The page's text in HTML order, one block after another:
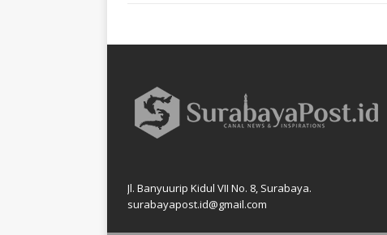
Jl. Banyuurip Kidul VII No. 8, Surabaya.
surabayapost.id@gmail.com